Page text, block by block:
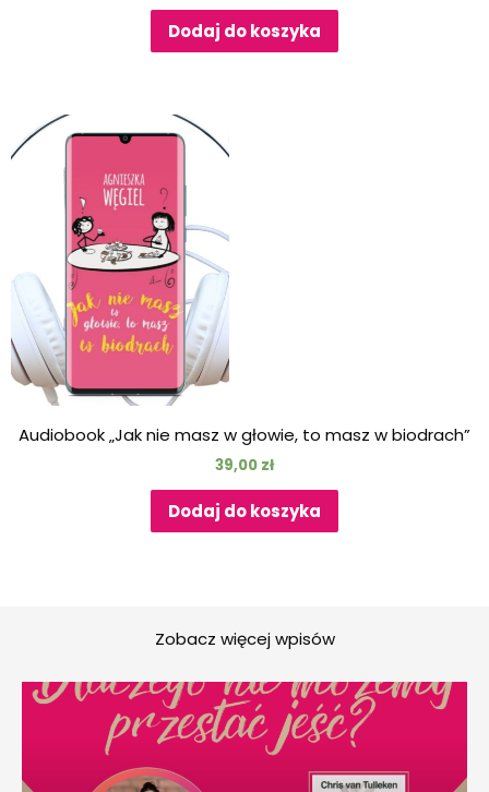
Dodaj do koszyka
Audiobook „Jak nie masz w głowie, to masz w biodrach”
39,00 zł
Dodaj do koszyka
Zobacz więcej wpisów